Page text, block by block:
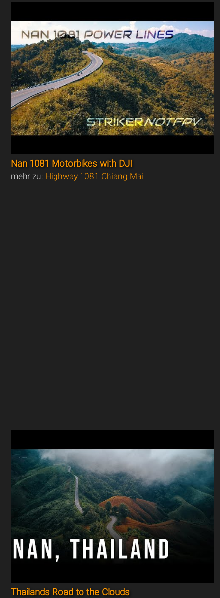
Nan 1081 Motorbikes with DJI
mehr zu: Highway 1081 Chiang Mai
Thailands Road to the Clouds